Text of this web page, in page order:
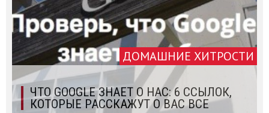
ДОМАШНИЕ ХИТРОСТИ
ЧТО GOOGLE ЗНАЕТ О НАС: 6 ССЫЛОК,
КОТОРЫЕ РАССКАЖУТ О ВАС ВСЕ